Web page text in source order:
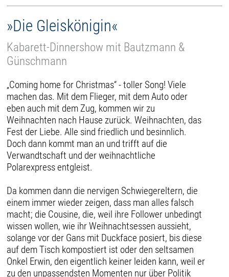
»Die Gleiskönigin«
Kabarett-Dinnershow mit Bautzmann &
Günschmann
„Coming home for Christmas“ - toller Song! Viele
machen das. Mit dem Flieger, mit dem Auto oder
eben auch mit dem Zug, kommen wir zu
Weihnachten nach Hause zurück. Weihnachten, das
Fest der Liebe. Alle sind friedlich und besinnlich.
Doch dann kommt man an und trifft auf die
Verwandtschaft und der weihnachtliche
Polarexpress entgleist.
Da kommen dann die nervigen Schwiegereltern, die
einem immer wieder zeigen, dass man alles falsch
macht; die Cousine, die, weil ihre Follower unbedingt
wissen wollen, wie ihr Weihnachtsessen aussieht,
solange vor der Gans mit Duckface posiert, bis diese
auf dem Tisch kompostiert ist oder den seltsamen
Onkel Erwin, den eigentlich keiner leiden kann, weil er
zu den unpassendsten Momenten nur über Politik